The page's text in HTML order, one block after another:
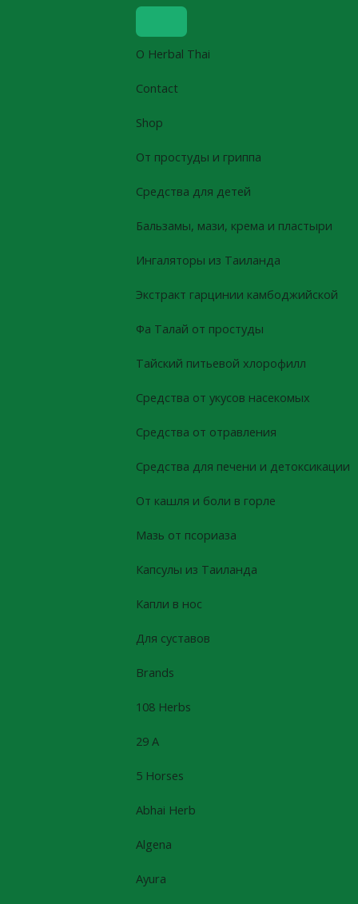
О Herbal Thai
Contact
Shop
От простуды и гриппа
Средства для детей
Бальзамы, мази, крема и пластыри
Ингаляторы из Таиланда
Экстракт гарцинии камбоджийской
Фа Талай от простуды
Тайский питьевой хлорофилл
Средства от укусов насекомых
Средства от отравления
Средства для печени и детоксикации
От кашля и боли в горле
Мазь от псориаза
Капсулы из Таиланда
Капли в нос
Для суставов
Brands
108 Herbs
29 A
5 Horses
Abhai Herb
Algena
Ayura